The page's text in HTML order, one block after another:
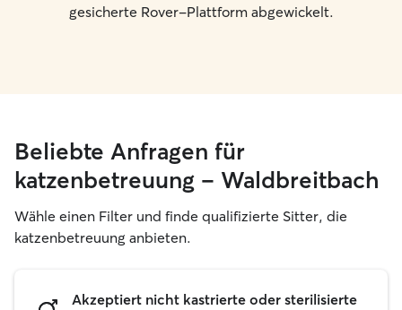
gesicherte Rover-Plattform abgewickelt.
Beliebte Anfragen für
katzenbetreuung – Waldbreitbach
Wähle einen Filter und finde qualifizierte Sitter, die
katzenbetreuung anbieten.
Akzeptiert nicht kastrierte oder sterilisierte